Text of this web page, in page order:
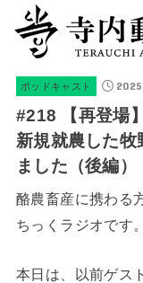
ポッドキャスト
#218 【再登場
新規就農した
ました（後編）
酪農畜産に携わる
ちっくラジオです。
本日は、以前ゲス